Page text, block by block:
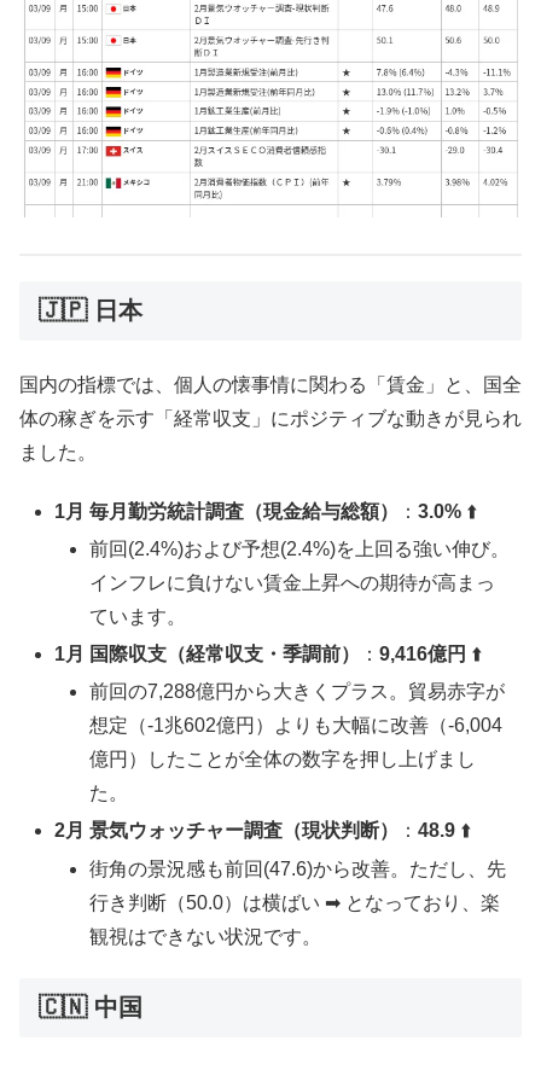
🇯🇵 日本
国内の指標では、個人の懐事情に関わる「賃金」と、国全
体の稼ぎを示す「経常収支」にポジティブな動きが見られ
ました。
1月 毎月勤労統計調査（現金給与総額） ：3.0% ⬆️
前回(2.4%)および予想(2.4%)を上回る強い伸び。
インフレに負けない賃金上昇への期待が高まっ
ています。
1月 国際収支（経常収支・季調前）
：9,416億円 ⬆️
前回の7,288億円から大きくプラス。貿易赤字が
想定（-1兆602億円）よりも大幅に改善（-6,004
億円）したことが全体の数字を押し上げまし
た。
2月 景気ウォッチャー調査（現状判断）
：48.9 ⬆️
街角の景況感も前回(47.6)から改善。ただし、先
行き判断（50.0）は横ばい ➡︎ となっており、楽
観視はできない状況です。
🇨🇳 中国